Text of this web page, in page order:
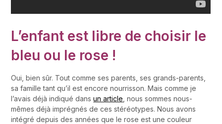
L’enfant est libre de choisir le
bleu ou le rose !
Oui, bien sûr. Tout comme ses parents, ses grands-parents,
sa famille tant qu’il est encore nourrisson. Mais comme je
l’avais déjà indiqué dansun article , nous sommes nous-
mêmes déjà imprégnés de ces stéréotypes. Nous avons
intégré depuis des années que le rose est une couleur